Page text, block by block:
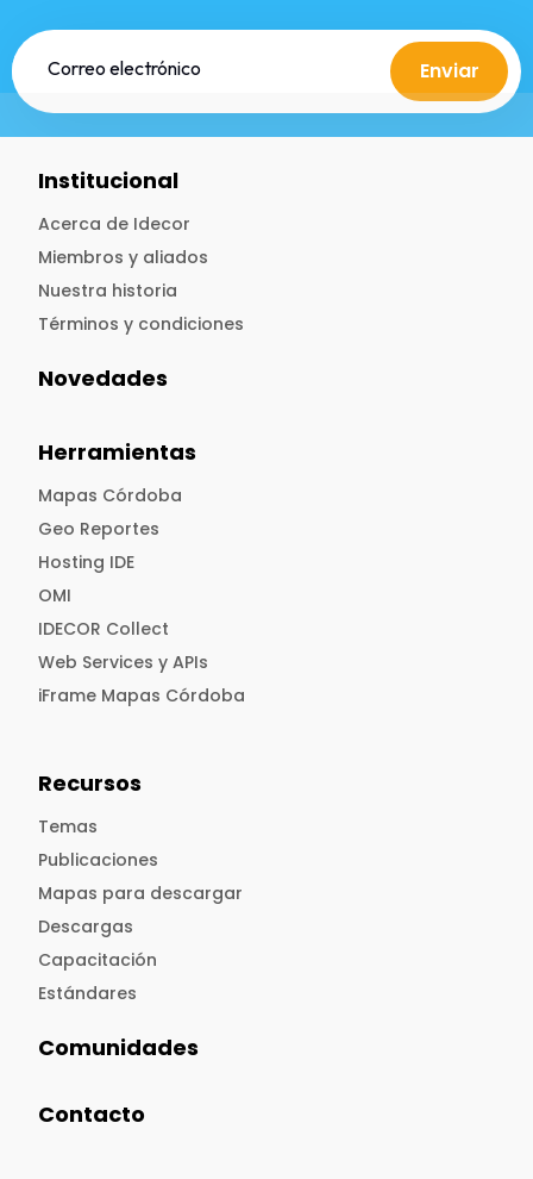
Enviar
Institucional
Acerca de Idecor
Miembros y aliados
Nuestra historia
Términos y condiciones
Novedades
Herramientas
Mapas Córdoba
Geo Reportes
Hosting IDE
OMI
IDECOR Collect
Web Services y APIs
iFrame Mapas Córdoba
Recursos
Temas
Publicaciones
Mapas para descargar
Descargas
Capacitación
Estándares
Comunidades
Contacto